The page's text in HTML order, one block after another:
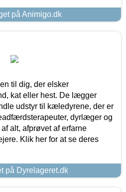
på Animigo.dk
til dig, der elsker
kat eller hest. De lægger
udstyr til kæledyrene, der er
dyrlæger og
alt, afprøvet af erfarne
Klik her for at se deres
på Dyrelageret.dk